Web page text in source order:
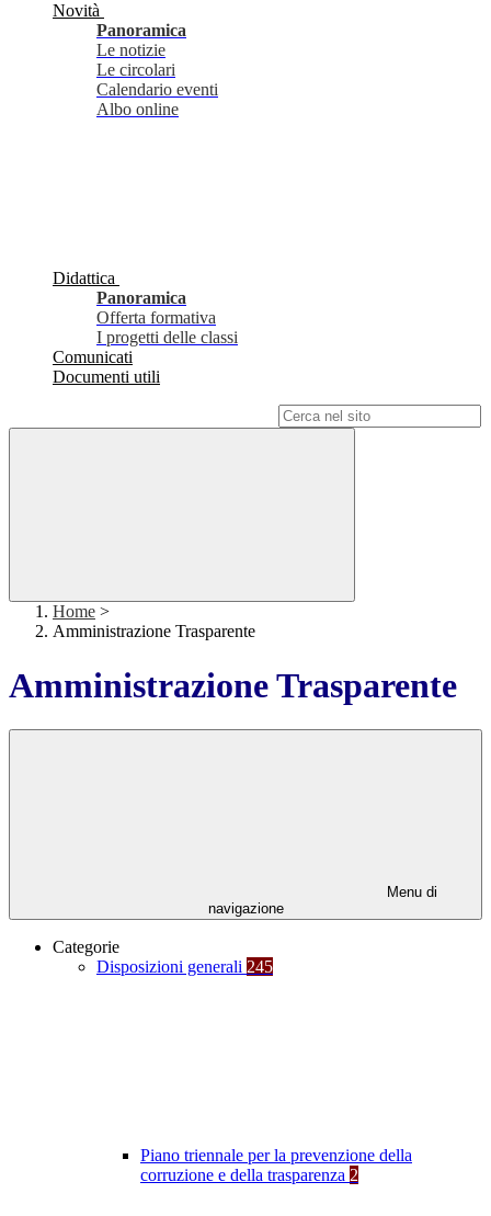
Novità
Panoramica
Le notizie
Le circolari
Calendario eventi
Albo online
Didattica
Panoramica
Offerta formativa
I progetti delle classi
Comunicati
Documenti utili
Home >
Amministrazione Trasparente
Amministrazione Trasparente
Menu di
navigazione
Categorie
Disposizioni generali 245
Piano triennale per la prevenzione della
corruzione e della trasparenza 2